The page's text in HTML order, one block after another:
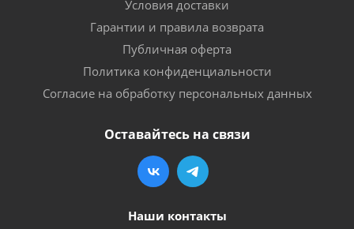
Условия доставки
Гарантии и правила возврата
Публичная оферта
Политика конфиденциальности
Согласие на обработку персональных данных
Оставайтесь на связи
Наши контакты